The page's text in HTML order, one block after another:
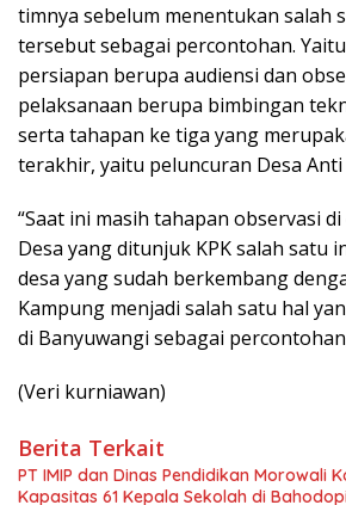
timnya sebelum menentukan salah
tersebut sebagai percontohan.
persiapan berupa audiensi dan
pelaksanaan berupa bimbingan
serta tahapan ke tiga yang
terakhir, yaitu peluncuran Desa Anti
“Saat ini masih tahapan observasi
Desa yang ditunjuk KPK salah satu
desa yang sudah berkembang
Kampung menjadi salah satu hal
di Banyuwangi sebagai
(Veri kurniawan)
Berita Terkait
PT IMIP dan Dinas Pendidikan Morowali
Kapasitas 61 Kepala Sekolah di Bahodopi